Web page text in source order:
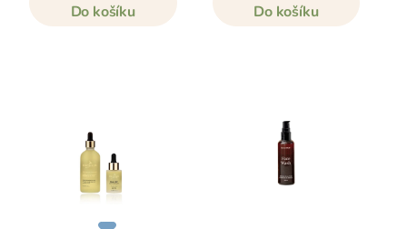
Do košíku Do košíku